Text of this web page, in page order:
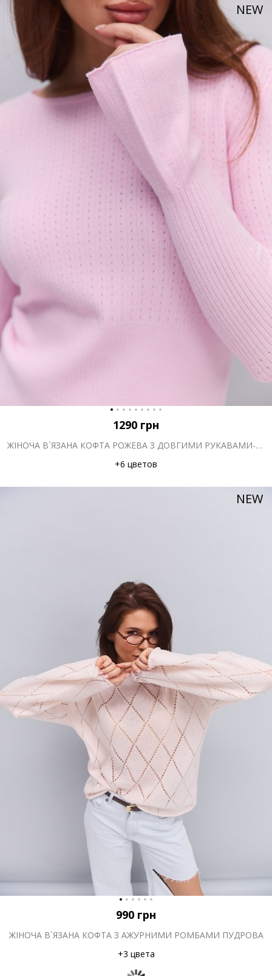
NEW
1290 грн
ЖІНОЧА В`ЯЗАНА КОФТА РОЖЕВА З ДОВГИМИ РУКАВАМИ-КЛЬОШ
+6 цветов
NEW
990 грн
ЖІНОЧА В`ЯЗАНА КОФТА З АЖУРНИМИ РОМБАМИ ПУДРОВА
+3 цвета